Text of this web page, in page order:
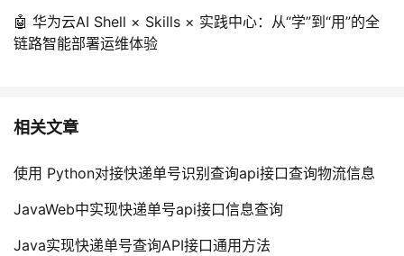
🤖 华为云AI Shell × Skills × 实践中心：从“学”到“用”的全
链路智能部署运维体验
相关文章
使用 Python对接快递单号识别查询api接口查询物流信息
JavaWeb中实现快递单号api接口信息查询
Java实现快递单号查询API接口通用方法